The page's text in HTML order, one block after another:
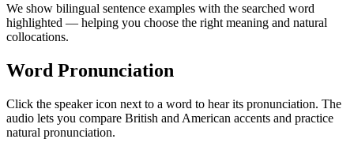
We show bilingual sentence examples with the searched word
highlighted — helping you choose the right meaning and natural
collocations.
Word Pronunciation
Click the speaker icon next to a word to hear its pronunciation. The
audio lets you compare British and American accents and practice
natural pronunciation.